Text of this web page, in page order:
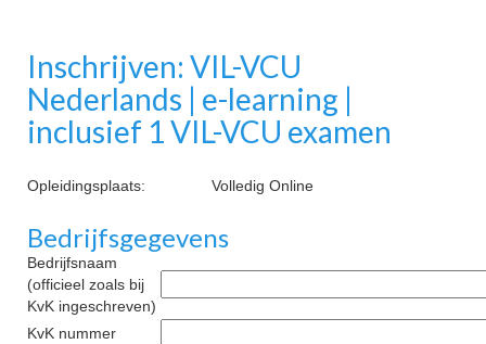
Inschrijven: VIL-VCU
Nederlands | e-learning |
inclusief 1 VIL-VCU examen
Opleidingsplaats: Volledig Online
Bedrijfsgegevens
Bedrijfsnaam
(officieel zoals bij
KvK ingeschreven)
KvK nummer